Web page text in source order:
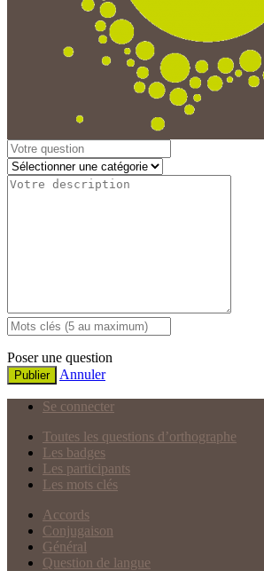
Poser une question
Publier Annuler
Se connecter
Toutes les questions d’orthographe
Les badges
Les participants
Les mots clés
Accords
Conjugaison
Général
Question de langue